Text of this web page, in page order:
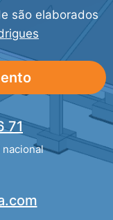
são elaborados
71
nacional